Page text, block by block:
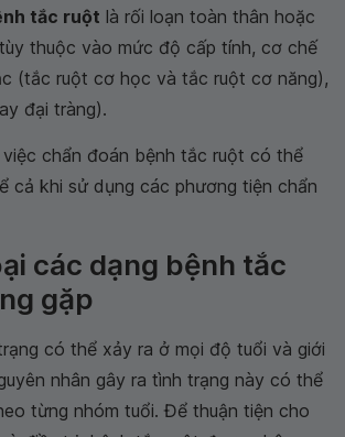
tắc ruột là rối loạn toàn thân hoặc
thuộc vào mức độ cấp tính, cơ chế
(tắc ruột cơ học và tắc ruột cơ năng),
đại tràng).
chẩn đoán bệnh tắc ruột có thể
cả khi sử dụng các phương tiện chẩn
các dạng bệnh tắc
gặp
có thể xảy ra ở mọi độ tuổi và giới
nhân gây ra tình trạng này có thể
từng nhóm tuổi. Để thuận tiện cho